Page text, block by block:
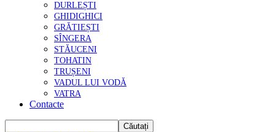
DURLEȘTI
GHIDIGHICI
GRĂTIEȘTI
SÎNGERA
STĂUCENI
TOHATIN
TRUȘENI
VADUL LUI VODĂ
VATRA
Contacte